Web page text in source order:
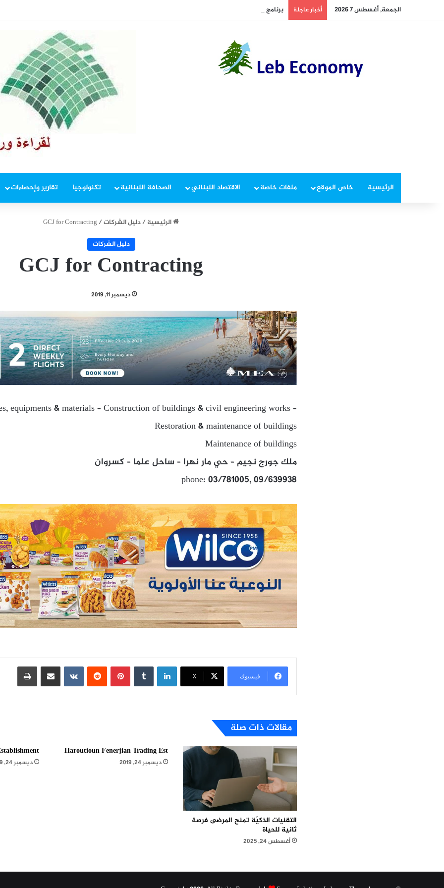
الجمعة, أغسطس 7 2026 أخبار عاجلة برنامج “امان” في خطر؟
الرئيسية خاص الموقع ملفات خاصة الاقتصاد اللبناني الصحافة اللبنانية تكنولوجيا تقارير وإحصاءات
الرئيسية/دليل الشركات/
GCJ for Contracting
دليل الشركات
GCJ for Contracting
ديسمبر 11, 2019
equipments & materials – Construction of buildings & civil engineering works –
Restoration & maintenance of buildings
Maintenance of buildings
ملك جورج نجيم – حي مار نهرا – ساحل علما – كسروان
phone: 03/781005, 09/639938
فيسبوك X
لينكدإن بينتيريست مشاركة عبر البريد طباعة
مقالات ذات صلة
التقنيات الذكيّة تمنح المرضى فرصة
ثانية للحياة
أغسطس 24, 2025
Haroutioun Fenerjian Trading Est
ديسمبر 24, 2019 ديسمبر 24, 2019